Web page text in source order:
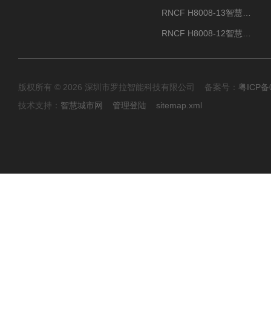
版权所有 © 2026 深圳市罗拉智能科技有限公司 备案号： 粤ICP
技术支持： 智慧城市网 管理登陆 sitemap.xml